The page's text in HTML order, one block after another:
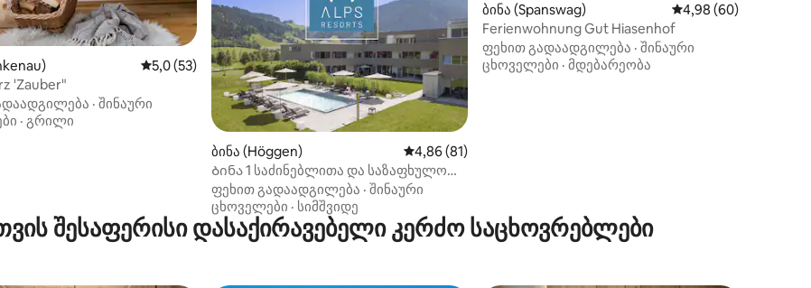
5‑დან 5,0, 7 მიმოხილვასაშუალო შეფასებაა 5‑დან 5,0, 53 მიმოხილვა
5,0 (53)
'Zauber"
· შინაური
· გრილი
ბინა (Höggen) საშუალო შეფასებაა 5‑დან 4,86, 81 მიმოხილვა
4,86 (81)
Ბინა 1 საძინებლითა და საზაფხულო
აუზით
ფეხით გადაადგილება · შინაური
ცხოველები · სიმშვიდე
ბინა (Spanswag) საშუალო შეფასებაა
4,98 (60)
Ferienwohnung Gut Hiasenhof
ფეხით გადაადგილება · შინაური
ცხოველები · მდებარეობა
შესაფერისი დასაქირავებელი კერძო საცხოვრებლები